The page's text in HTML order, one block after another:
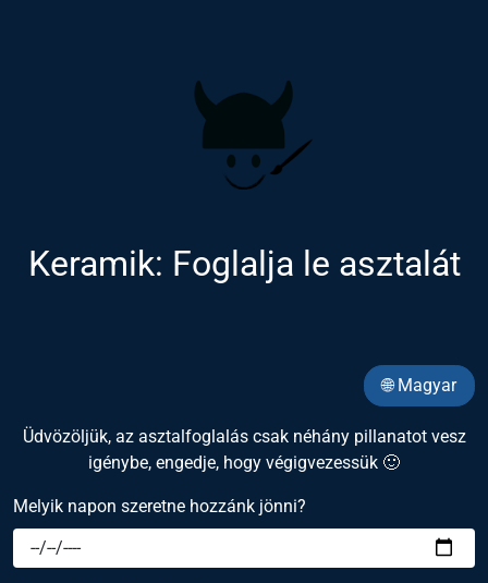
Keramik: Foglalja le asztalát
🌐 Magyar
Üdvözöljük, az asztalfoglalás csak néhány pillanatot vesz
igénybe, engedje, hogy végigvezessük 🙂
Melyik napon szeretne hozzánk jönni?